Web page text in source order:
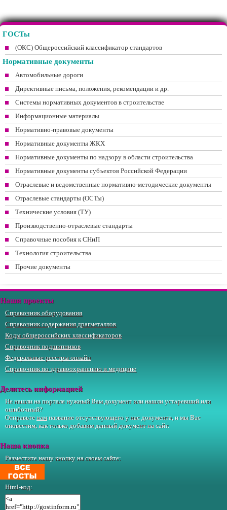
ГОСТы
(ОКС) Общероссийский классификатор стандартов
Нормативные документы
Автомобильные дороги
Директивные письма, положения, рекомендации и др.
Системы нормативных документов в строительстве
Информационные материалы
Нормативно-правовые документы
Нормативные документы ЖКХ
Нормативные документы по надзору в области строительства
Нормативные документы субъектов Российской Федерации
Отраслевые и ведомственные нормативно-методические документы
Отраслевые стандарты (ОСТы)
Технические условия (ТУ)
Производственно-отраслевые стандарты
Справочные пособия к СНиП
Технология строительства
Прочие документы
Наши проекты
Справочник оборудования
Справочник содержания драгметаллов
Коды общероссийских классификаторов
Справочник подшипников
Федеральные реестры онлайн
Справочник по здравоохранению и медицине
Делитесь информацией
Не нашли на портале нужный Вам документ или нашли устаревший или
ошибочный?
Отправьтенамназвание отсутствующего у нас документа, и мы Вас
оповестим, как только добавим данный документ на сайт.
Наша кнопка
Разместите нашу кнопку на своем сайте:
Html-код: